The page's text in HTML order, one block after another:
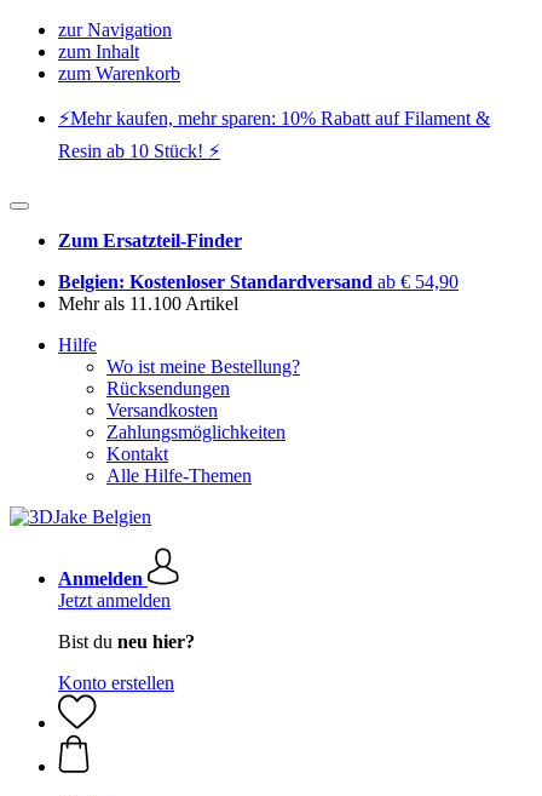
zur Navigation
zum Inhalt
zum Warenkorb
⚡️Mehr kaufen, mehr sparen: 10% Rabatt auf Filament &
Resin ab 10 Stück! ⚡️
Zum Ersatzteil-Finder
Belgien: Kostenloser Standardversand ab € 54,90
Mehr als 11.100 Artikel
Hilfe
Wo ist meine Bestellung?
Rücksendungen
Versandkosten
Zahlungsmöglichkeiten
Kontakt
Alle Hilfe-Themen
Anmelden
Jetzt anmelden
Bist du neu hier?
Konto erstellen